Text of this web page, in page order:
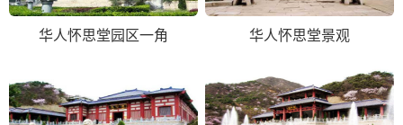
华人怀思堂园区一角 华人怀思堂景观